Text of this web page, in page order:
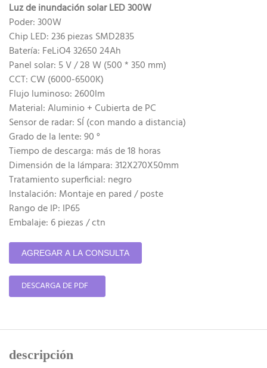
Luz de inundación solar LED 300W
Poder: 300W
Chip LED: 236 piezas SMD2835
Batería: FeLiO4 32650 24Ah
Panel solar: 5 V / 28 W (500 * 350 mm)
CCT: CW (6000-6500K)
Flujo luminoso: 2600lm
Material: Aluminio + Cubierta de PC
Sensor de radar: SÍ (con mando a distancia)
Grado de la lente: 90 °
Tiempo de descarga: más de 18 horas
Dimensión de la lámpara: 312X270X50mm
Tratamiento superficial: negro
Instalación: Montaje en pared / poste
Rango de IP: IP65
Embalaje: 6 piezas / ctn
AGREGAR A LA CONSULTA
DESCARGA DE PDF
descripción